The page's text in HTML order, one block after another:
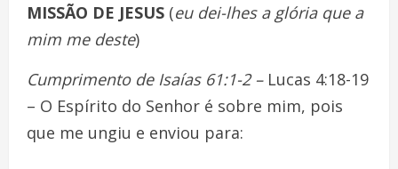
MISSÃO DE JESUS (eu dei-lhes a glória que a
mim me deste)
Cumprimento de Isaías 61:1-2 – Lucas 4:18-19
– O Espírito do Senhor é sobre mim, pois
que me ungiu e enviou para: